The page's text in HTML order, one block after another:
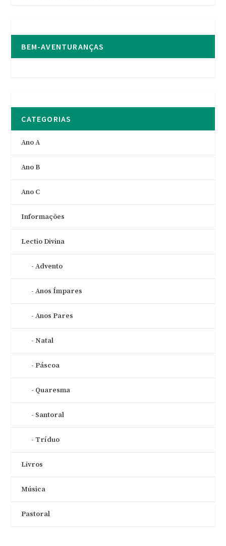
BEM-AVENTURANÇAS
CATEGORIAS
Ano A
Ano B
Ano C
Informações
Lectio Divina
Advento
Anos Ímpares
Anos Pares
Natal
Páscoa
Quaresma
Santoral
Tríduo
Livros
Música
Pastoral